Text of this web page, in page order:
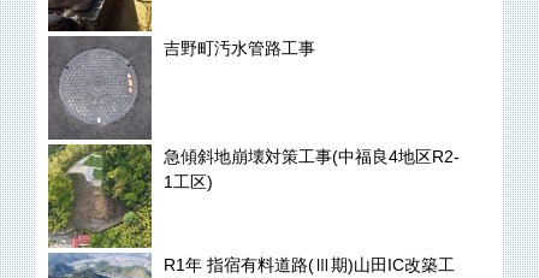
吉野町汚水管路工事
急傾斜地崩壊対策工事(中福良4地区R2-
1工区)
R1年 指宿有料道路(Ⅲ期)山田IC改築工